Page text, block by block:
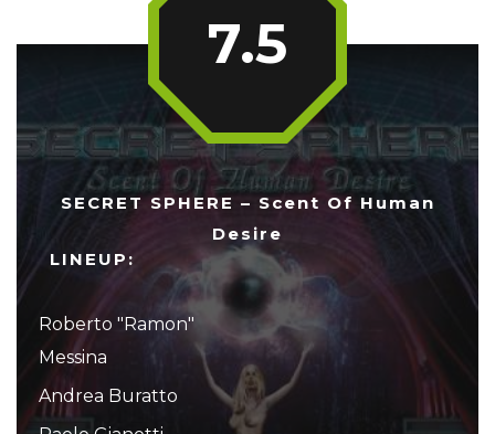
SECRET SPHERE – Scent Of Human
Desire
LINEUP:
Roberto "Ramon"
Messina
Andrea Buratto
7.5